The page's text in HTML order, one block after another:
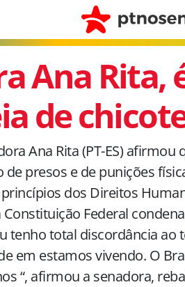
Ana Rita,
de
Ana Rita (PT-ES)
de presos e de punições
dos Direitos
Federal
tenho total discordância
em estamos vivendo. O
“, afirmou a senadora,